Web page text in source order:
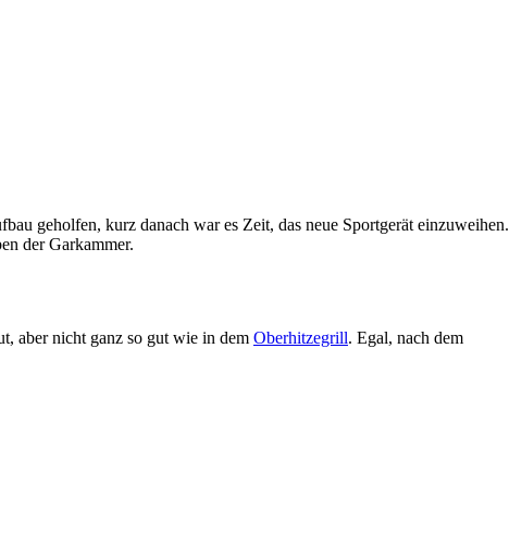
geholfen, kurz danach war es Zeit, das neue Sportgerät einzuweihen.
der Garkammer.
aber nicht ganz so gut wie in dem Oberhitzegrill. Egal, nach dem